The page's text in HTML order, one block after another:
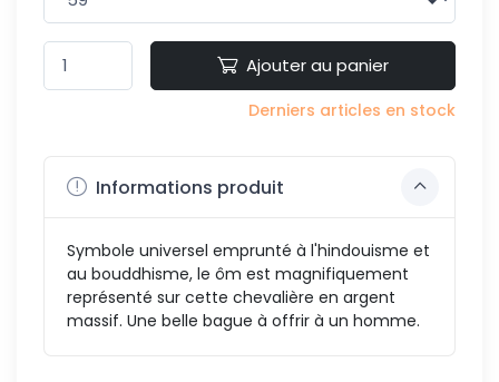
Ajouter au panier
Derniers articles en stock
Informations produit
Symbole universel emprunté à l'hindouisme et
au bouddhisme, le ôm est magnifiquement
représenté sur cette chevalière en argent
massif. Une belle bague à offrir à un homme.